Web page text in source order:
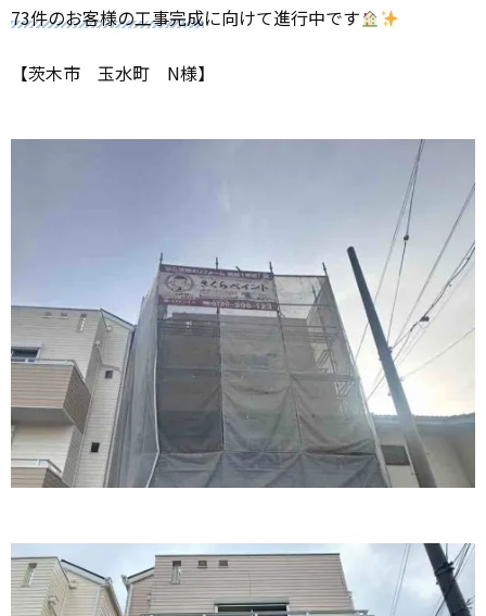
73件のお客様の工事完成に向けて進行中です
【茨木市 玉水町 N様】